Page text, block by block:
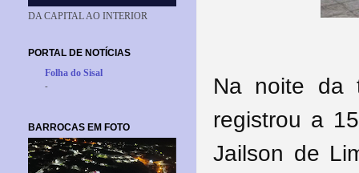
Na noite da
registrou a
Jailson de
DA CAPITAL AO INTERIOR
PORTAL DE NOTÍCIAS
Folha do Sisal
-
BARROCAS EM FOTO